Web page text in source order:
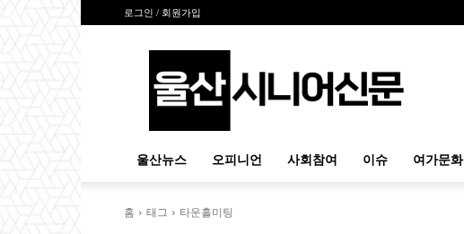
로그인 / 회원가입
시
울산뉴스 오피니언 사회참여 이슈 여가문화
홈 태그 타운홀미팅